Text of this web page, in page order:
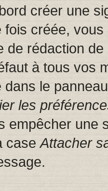
créer une
fois créée,
de rédaction
à tous vos
le
les
empêcher une
caseAttacher